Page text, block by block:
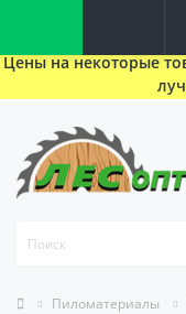
Цены на некоторые
Пиломатериалы